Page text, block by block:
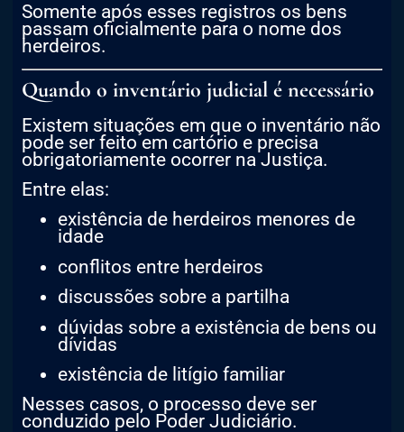
Somente após esses registros os bens
passam oficialmente para o nome dos
herdeiros.
Quando o inventário judicial é necessário
Existem situações em que o inventário não
pode ser feito em cartório e precisa
obrigatoriamente ocorrer na Justiça.
Entre elas:
existência de herdeiros menores de
idade
conflitos entre herdeiros
discussões sobre a partilha
dúvidas sobre a existência de bens ou
dívidas
existência de litígio familiar
Nesses casos, o processo deve ser
conduzido pelo Poder Judiciário.